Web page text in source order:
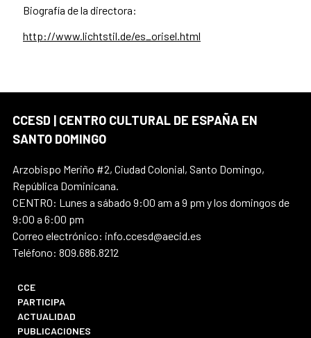
Biografía de la directora:
http://www.lichtstil.de/es_orisel.html
CCESD | CENTRO CULTURAL DE ESPAÑA EN
SANTO DOMINGO
Arzobispo Meriño #2, Ciudad Colonial, Santo Domingo,
República Dominicana.
CENTRO: Lunes a sábado 9:00 am a 9 pm y los domingos de
9:00 a 6:00 pm
Correo electrónico: info.ccesd@aecid.es
Teléfono: 809.686.8212
CCE
PARTICIPA
ACTUALIDAD
PUBLICACIONES